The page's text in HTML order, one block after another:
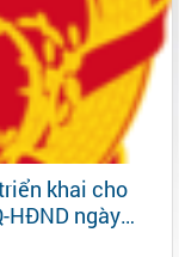
khai cho